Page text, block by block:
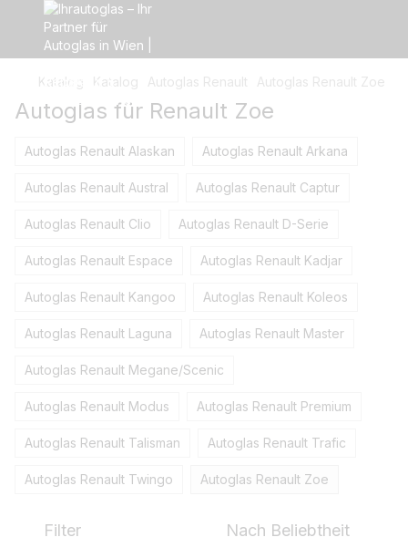
Katalog Katalog Autoglas Renault Autoglas Renault Zoe
Autoglas für Renault Zoe
Autoglas Renault Alaskan Autoglas Renault Arkana
Autoglas Renault Austral Autoglas Renault Captur
Autoglas Renault Clio Autoglas Renault D-Serie
Autoglas Renault Espace Autoglas Renault Kadjar
Autoglas Renault Kangoo Autoglas Renault Koleos
Autoglas Renault Laguna Autoglas Renault Master
Autoglas Renault Megane/Scenic
Autoglas Renault Modus Autoglas Renault Premium
Autoglas Renault Talisman Autoglas Renault Trafic
Autoglas Renault Twingo Autoglas Renault Zoe
Filter Nach Beliebtheit